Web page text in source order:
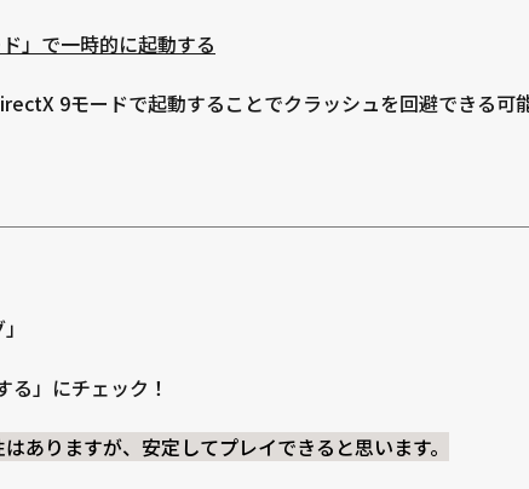
」で一時的に起動する
9モードで起動することでクラッシュを回避できる可
」にチェック！
ありますが、安定してプレイできると思います。